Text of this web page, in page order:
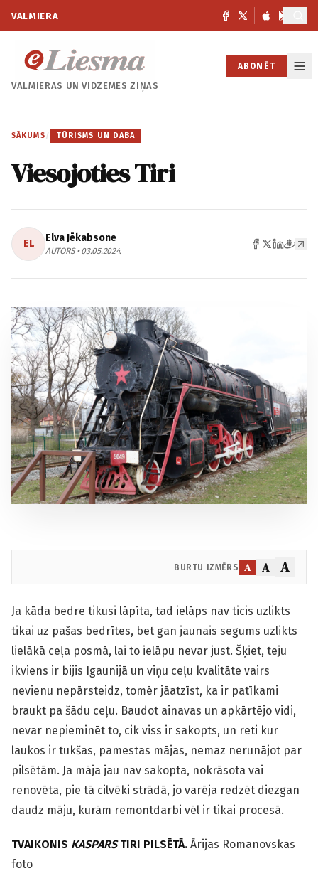
VALMIERA
VALMIERAS UNVIDZEMES ZIŅAS
ABONĒT
SĀKUMS / TŪRISMS UN DABA
Viesojoties Tiri
EL Elva Jēkabsone
AUTORS • 03.05.2024.
BURTU IZMĒRS A A A
Ja kāda bedre tikusi lāpīta, tad ielāps nav ticis uzlikts
tikai uz pašas bedrītes, bet gan jaunais segums uzlikts
lielākā ceļa posmā, lai to ielāpu nevar just. Šķiet, teju
ikviens ir bijis Igaunijā un viņu ceļu kvalitāte vairs
nevienu nepārsteidz, tomēr jāatzīst, ka ir patīkami
braukt pa šādu ceļu. Baudot ainavas un apkārtējo vidi,
nevar nepieminēt to, cik viss ir sakopts, un reti kur
laukos ir tukšas, pamestas mājas, nemaz nerunājot par
pilsētām. Ja māja jau nav sakopta, nokrāsota vai
renovēta, pie tā cilvēki strādā, jo varēja redzēt diezgan
daudz māju, kurām remontdarbi vēl ir tikai procesā.
TVAIKONIS KASPARSTIRI PILSĒTĀ. Ārijas Romanovskas
foto